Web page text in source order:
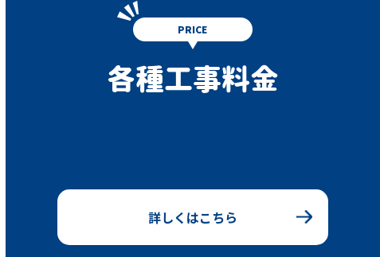
PRICE
各種工事料金
詳しくはこちら